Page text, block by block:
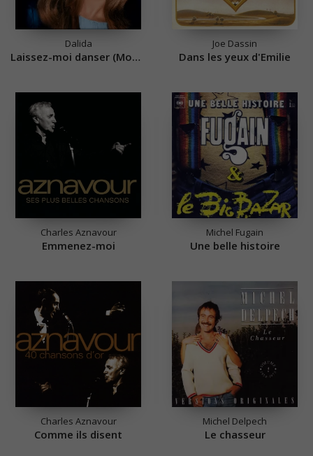
Dalida
Laissez-moi danser (Monday Tuesday)
Joe Dassin
Dans les yeux d'Emilie
Charles Aznavour
Emmenez-moi
Michel Fugain
Une belle histoire
Charles Aznavour
Comme ils disent
Michel Delpech
Le chasseur